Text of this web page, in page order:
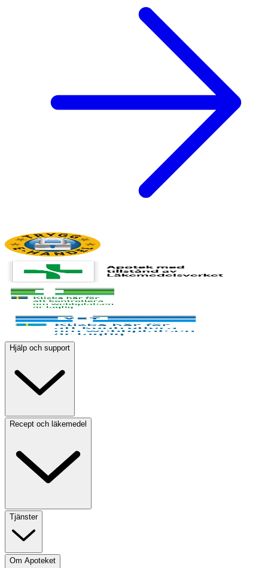
Hjälp och support
Recept och läkemedel
Tjänster
Om Apoteket